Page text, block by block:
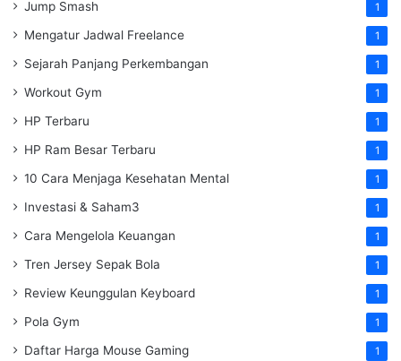
Jump Smash 1
Mengatur Jadwal Freelance 1
Sejarah Panjang Perkembangan 1
Workout Gym 1
HP Terbaru 1
HP Ram Besar Terbaru 1
10 Cara Menjaga Kesehatan Mental 1
Investasi & Saham3 1
Cara Mengelola Keuangan 1
Tren Jersey Sepak Bola 1
Review Keunggulan Keyboard 1
Pola Gym 1
Daftar Harga Mouse Gaming 1